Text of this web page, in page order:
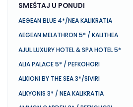
SMEŠTAJ U PONUDI
AEGEAN BLUE 4*/NEA KALIKRATIA
AEGEAN MELATHRON 5* / KALITHEA
AJUL LUXURY HOTEL & SPA HOTEL 5*
ALIA PALACE 5* / PEFKOHORI
ALKIONI BY THE SEA 3*/SIVIRI
ALKYONIS 3* / NEA KALIKRATIA